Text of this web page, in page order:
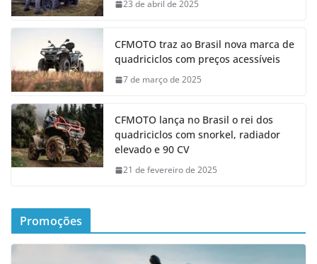
23 de abril de 2025
CFMOTO traz ao Brasil nova marca de
quadriciclos com preços acessíveis
7 de março de 2025
CFMOTO lança no Brasil o rei dos
quadriciclos com snorkel, radiador
elevado e 90 CV
21 de fevereiro de 2025
Promoções